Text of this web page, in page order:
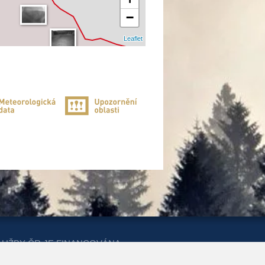
−
Leaflet
ČR JE FINANCOVÁNA